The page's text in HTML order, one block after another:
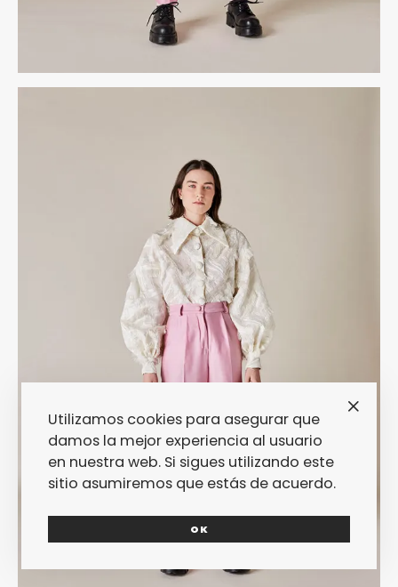
Utilizamos cookies para asegurar que
damos la mejor experiencia al usuario
en nuestra web. Si sigues utilizando este
sitio asumiremos que estás de acuerdo.
OK